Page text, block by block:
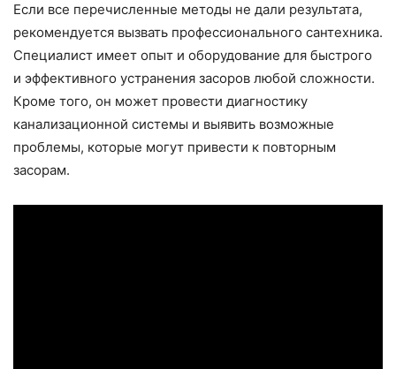
Если все перечисленные методы не дали результата,
рекомендуется вызвать профессионального сантехника.
Специалист имеет опыт и оборудование для быстрого
и эффективного устранения засоров любой сложности.
Кроме того, он может провести диагностику
канализационной системы и выявить возможные
проблемы, которые могут привести к повторным
засорам.